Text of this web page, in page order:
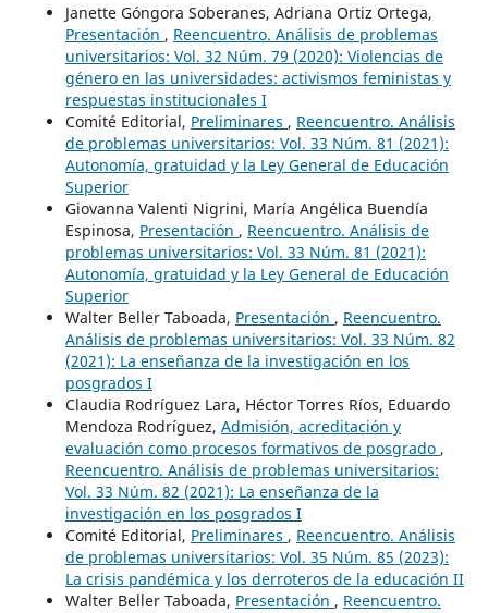
Janette Góngora Soberanes, Adriana Ortiz Ortega,
Presentación , Reencuentro. Análisis de problemas
universitarios: Vol. 32 Núm. 79 (2020): Violencias de
género en las universidades: activismos feministas y
respuestas institucionales I
Comité Editorial, Preliminares , Reencuentro. Análisis
de problemas universitarios: Vol. 33 Núm. 81 (2021):
Autonomía, gratuidad y la Ley General de Educación
Superior
Giovanna Valenti Nigrini, María Angélica Buendía
Espinosa, Presentación , Reencuentro. Análisis de
problemas universitarios: Vol. 33 Núm. 81 (2021):
Autonomía, gratuidad y la Ley General de Educación
Superior
Walter Beller Taboada, Presentación , Reencuentro.
Análisis de problemas universitarios: Vol. 33 Núm. 82
(2021): La enseñanza de la investigación en los
posgrados I
Claudia Rodríguez Lara, Héctor Torres Ríos, Eduardo
Mendoza Rodríguez, Admisión, acreditación y
evaluación como procesos formativos de posgrado ,
Reencuentro. Análisis de problemas universitarios:
Vol. 33 Núm. 82 (2021): La enseñanza de la
investigación en los posgrados I
Comité Editorial, Preliminares , Reencuentro. Análisis
de problemas universitarios: Vol. 35 Núm. 85 (2023):
La crisis pandémica y los derroteros de la educación II
Walter Beller Taboada, Presentación , Reencuentro.